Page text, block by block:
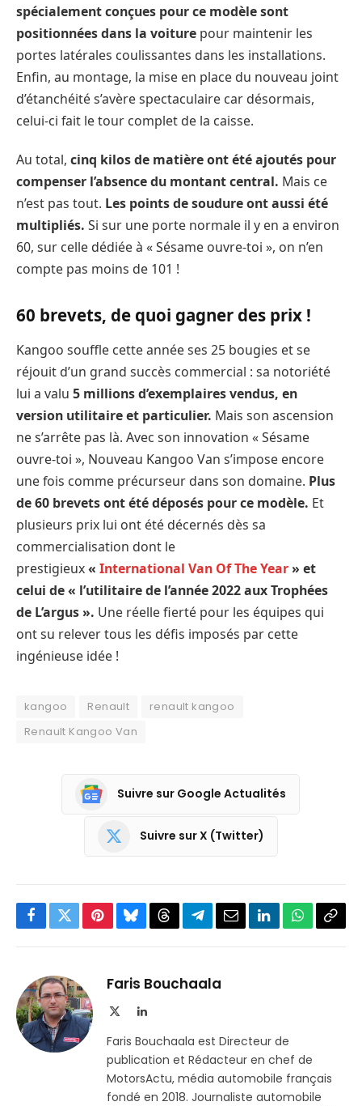
spécialement conçues pour ce modèle sont
positionnées dans la voiture pour maintenir les
portes latérales coulissantes dans les installations.
Enfin, au montage, la mise en place du nouveau joint
d’étanchéité s’avère spectaculaire car désormais,
celui-ci fait le tour complet de la caisse.
Au total, cinq kilos de matière ont été ajoutés pour
compenser l’absence du montant central. Mais ce
n’est pas tout. Les points de soudure ont aussi été
multipliés. Si sur une porte normale il y en a environ
60, sur celle dédiée à « Sésame ouvre-toi », on n’en
compte pas moins de 101 !
60 brevets, de quoi gagner des prix !
Kangoo souffle cette année ses 25 bougies et se
réjouit d’un grand succès commercial : sa notoriété
lui a valu 5 millions d’exemplaires vendus, en
version utilitaire et particulier. Mais son ascension
ne s’arrête pas là. Avec son innovation « Sésame
ouvre-toi », Nouveau Kangoo Van s’impose encore
une fois comme précurseur dans son domaine. Plus
de 60 brevets ont été déposés pour ce modèle. Et
plusieurs prix lui ont été décernés dès sa
commercialisation dont le
prestigieux« International Van Of The Year » et
celui de « l’utilitaire de l’année 2022 aux Trophées
de L’argus ». Une réelle fierté pour les équipes qui
ont su relever tous les défis imposés par cette
ingénieuse idée !
kangoo Renault
renault kangoo
Renault Kangoo Van
Suivre sur Google Actualités
Suivre sur X (Twitter)
Facebook
TwitterPinterestBlueskyThreadsPartager
Telegram
EmailLinkedInWhatsApp
Faris Bouchaala
LinkedIn
Faris Bouchaala est Directeur de
publication et Rédacteur en chef de
MotorsActu, média automobile français
fondé en 2018. Journaliste automobile